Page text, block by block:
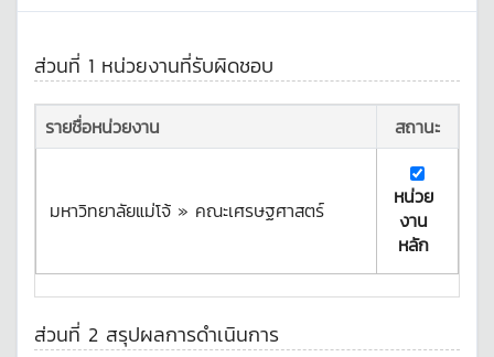
ส่วนที่ 1 หน่วยงานที่รับผิดชอบ
รายชื่อหน่วยงาน สถานะ
มหาวิทยาลัยแม่โจ้ » คณะเศรษฐศาสตร์
หน่วย
งาน
หลัก
ส่วนที่ 2 สรุปผลการดำเนินการ